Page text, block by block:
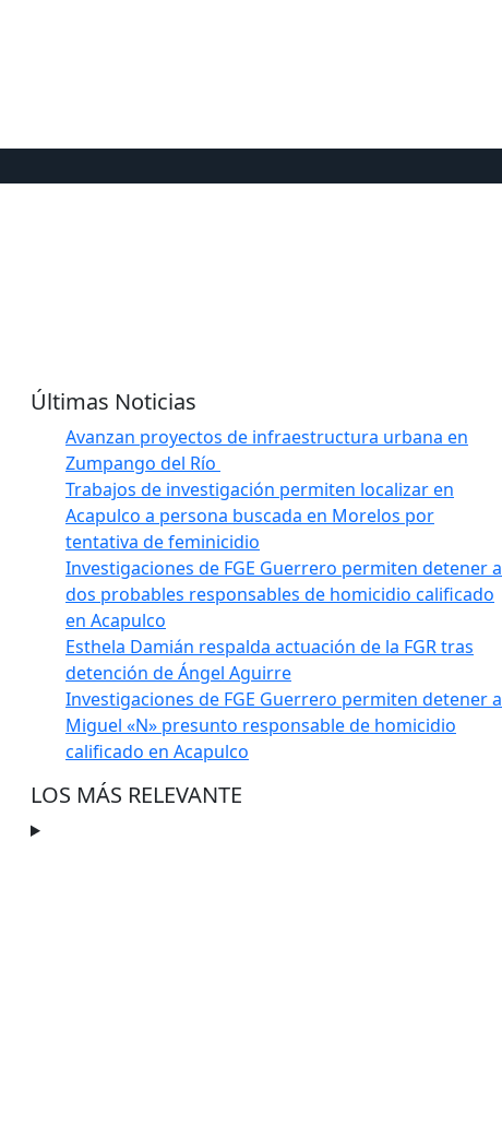
Últimas Noticias
Avanzan proyectos de infraestructura urbana en
Zumpango del Río
Trabajos de investigación permiten localizar en
Acapulco a persona buscada en Morelos por
tentativa de feminicidio
Investigaciones de FGE Guerrero permiten detener a
dos probables responsables de homicidio calificado
en Acapulco
Esthela Damián respalda actuación de la FGR tras
detención de Ángel Aguirre
Investigaciones de FGE Guerrero permiten detener a
Miguel «N» presunto responsable de homicidio
calificado en Acapulco
LOS MÁS RELEVANTE